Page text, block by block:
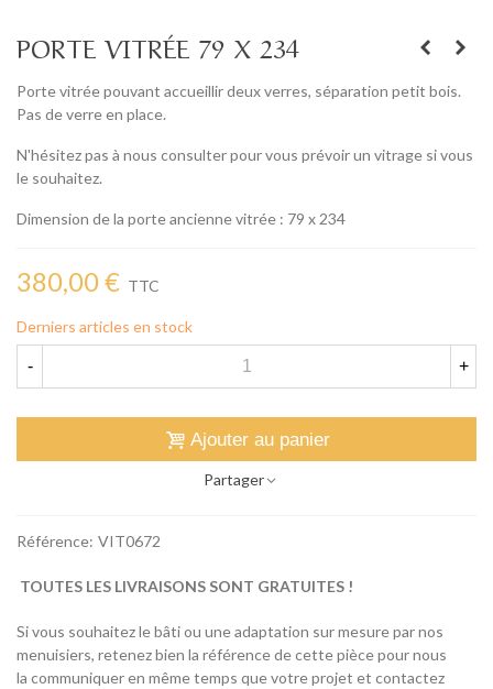
PORTE VITRÉE 79 X 234
Porte vitrée pouvant accueillir deux verres, séparation petit bois.
Pas de verre en place.
N'hésitez pas à nous consulter pour vous prévoir un vitrage si vous
le souhaitez.
Dimension de la porte ancienne vitrée : 79 x 234
380,00 € TTC
Derniers articles en stock
- +
Ajouter au panier
Partager
Référence: VIT0672
TOUTES LES LIVRAISONS SONT GRATUITES !
Si vous souhaitez le bâti ou une adaptation sur mesure par nos
menuisiers, retenez bien la référence de cette pièce pour nous
la communiquer en même temps que votre projet et contactez